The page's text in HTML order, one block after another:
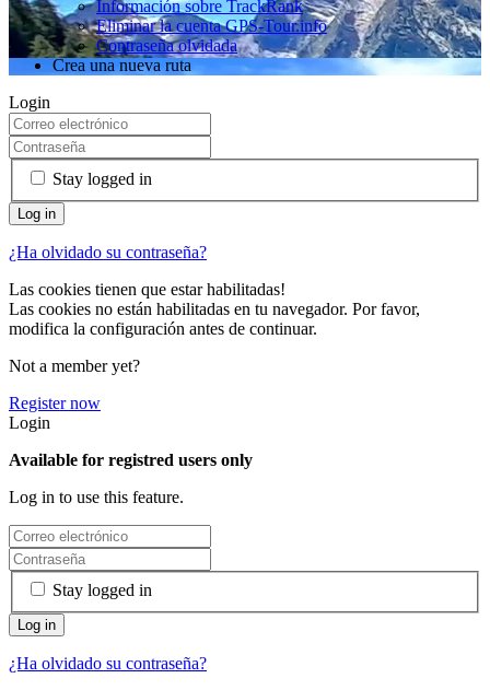
Información sobre TrackRank
Eliminar la cuenta GPS-Tour.info
Contraseña olvidada
Crea una nueva ruta
Login
Stay logged in
¿Ha olvidado su contraseña?
Las cookies tienen que estar habilitadas!
Las cookies no están habilitadas en tu navegador. Por favor,
modifica la configuración antes de continuar.
Not a member yet?
Register now
Login
Available for registred users only
Log in to use this feature.
Stay logged in
¿Ha olvidado su contraseña?